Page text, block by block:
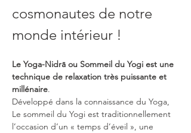
cosmonautes de notre
monde intérieur !
Le Yoga-Nidrā ou Sommeil du Yogi est une
technique de relaxation très puissante et
millénaire.
Développé dans la connaissance du Yoga,
Le sommeil du Yogi est traditionnellement
l’occasion d’un « temps d’éveil », une